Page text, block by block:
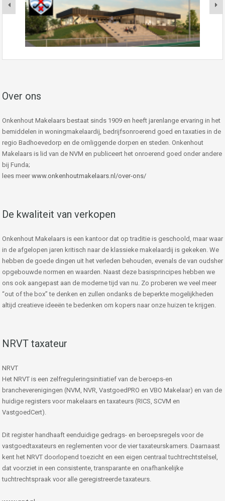
Over ons
Onkenhout Makelaars bestaat sinds 1909 en heeft jarenlange ervaring in het
bemiddelen in woningmakelaardij, bedrijfsonroerend goed en taxaties in de
regio Badhoevedorp en de omliggende dorpen en steden. Onkenhout
Makelaars is lid van de NVM en publiceert het onroerend goed onder andere
bij Funda;
lees meer www.onkenhoutmakelaars.nl/over-ons/
De kwaliteit van verkopen
Onkenhout Makelaars is een kantoor dat op traditie is geschoold, maar waar
in de afgelopen jaren kritisch naar de klassieke makelaardij is gekeken. We
hebben de goede dingen uit het verleden behouden, evenals de van oudsher
opgebouwde normen en waarden. Naast deze basisprincipes hebben we
ons ook aangepast aan de moderne tijd van nu. Zo proberen we veel meer
“out of the box” te denken en zullen ondanks de beperkte mogelijkheden
altijd creatieve ideeën te bedenken om kopers naar onze huizen te krijgen.
NRVT taxateur
NRVT
Het NRVT is een zelfreguleringsinitiatief van de beroeps-en
brancheverenigingen (NVM, NVR, VastgoedPRO en VBO Makelaar) en van de
huidige registers voor makelaars en taxateurs (RICS, SCVM en
VastgoedCert).
Dit register handhaaft eenduidige gedrags- en beroepsregels voor de
vastgoedtaxateurs en reglementen voor de vier taxateurskamers. Daarnaast
kent het NRVT doorlopend toezicht en een eigen centraal tuchtrechtstelsel,
dat voorziet in een consistente, transparante en onafhankelijke
tuchtrechtspraak voor alle geregistreerde taxateurs.